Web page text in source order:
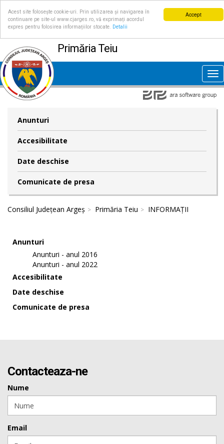
Accept
Acest site folosește cookie-uri. Prin utilizarea și navigarea în
continuare pe site-ul www.cjarges.ro, vă exprimați acordul
expres pentru folosirea informațiilor stocate.
Detalii
Primăria Teiu
Anunturi
Accesibilitate
Date deschise
Comunicate de presa
Consiliul Județean Argeș Primăria Teiu INFORMAȚII
Anunturi
Anunturi - anul 2016
Anunturi - anul 2022
Accesibilitate
Date deschise
Comunicate de presa
Contacteaza-ne
Nume
Email